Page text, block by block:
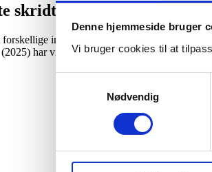
Denne hjemmeside bruger
Vi bruger cookies til at
Nødvendig
skridt?
initiativer, der skal hjælpe os til at
har vi taget 8 el-biler i brug, og ved